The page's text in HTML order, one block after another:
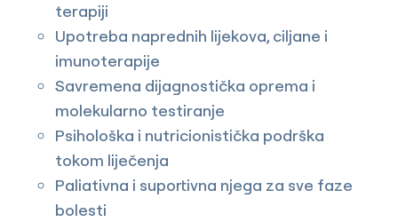
terapiji
Upotreba naprednih lijekova, ciljane i
imunoterapije
Savremena dijagnostička oprema i
molekularno testiranje
Psihološka i nutricionistička podrška
tokom liječenja
Paliativna i suportivna njega za sve faze
bolesti